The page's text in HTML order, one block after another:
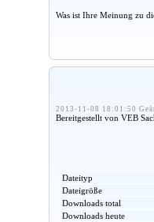
Was ist Ihre Meinung zu
2013-11-08 18:01:50
Bereitgestellt von VEB
Dateityp
Dateigröße
Downloads total
Downloads heute